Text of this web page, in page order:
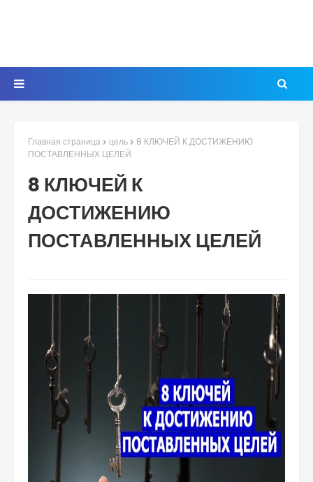
Главная страница цель
8 КЛЮЧЕЙ К ДОСТИЖЕНИЮ
ПОСТАВЛЕННЫХ ЦЕЛЕЙ
8 КЛЮЧЕЙ К
ДОСТИЖЕНИЮ
ПОСТАВЛЕННЫХ ЦЕЛЕЙ